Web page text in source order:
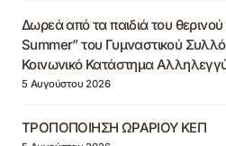
Δωρεά από τα παιδιά του
Summer” του Γυμναστικού
Κοινωνικό Κατάστημα
5 Αυγούστου 2026
ΤΡΟΠΟΠΟΙΗΣΗ ΩΡΑΡΙΟΥ ΚΕΠ